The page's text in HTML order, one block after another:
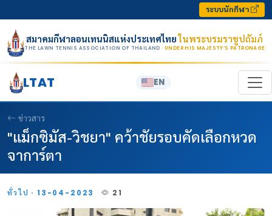
ระบบนักกีฬา
สมาคมกีฬาลอนเทนนิสแห่งประเทศไทยในพระบรมราชูปถัมภ์
THE LAWN TENNIS ASSOCIATION OF THAILAND · UNDER HIS MAJESTY’S PATRONAGE
LTAT EN
ข่าวสาร
"แม็กซิมัส-วิชยา" คว้าชัยรอบคัดเลือกหวด
จาการ์ตา
ทั่วไป · 13-04-2023 21